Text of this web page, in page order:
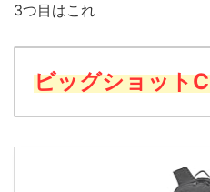
3つ目はこれ
ビッグショット